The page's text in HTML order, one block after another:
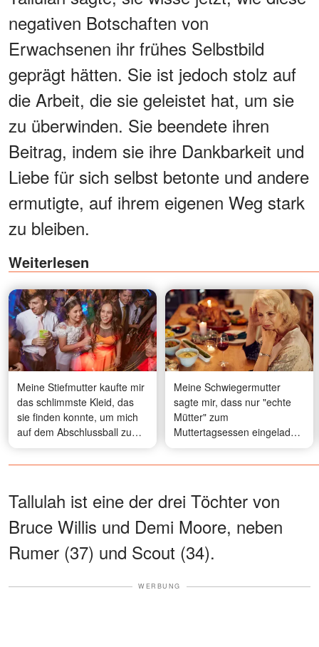
negativen Botschaften von
Erwachsenen ihr frühes Selbstbild
geprägt hätten. Sie ist jedoch stolz auf
die Arbeit, die sie geleistet hat, um sie
zu überwinden. Sie beendete ihren
Beitrag, indem sie ihre Dankbarkeit und
Liebe für sich selbst betonte und andere
ermutigte, auf ihrem eigenen Weg stark
zu bleiben.
Weiterlesen
Meine Stiefmutter kaufte mir
das schlimmste Kleid, das
sie finden konnte, um mich
auf dem Abschlussball zu
blamieren - aber bevor der
Abend vorbei war, weinte sie
auszuziehen
Meine Schwiegermutter
sagte mir, dass nur "echte
Mütter" zum
Muttertagsessen eingeladen
werden - die als Geschenk
verpackte Schachtel, die
ihr eine Lektion zu erteilen,
ließ sie vor der ganzen
Familie zusammenbrechen
Tallulah ist eine der drei Töchter von
Bruce Willis und Demi Moore, neben
Rumer (37) und Scout (34).
WERBUNG